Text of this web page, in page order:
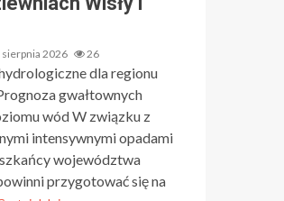
sierpnia 2026 26
dla regionu
gwałtownych
wód W związku z
intensywnymi opadami
województwa
przygotować się na